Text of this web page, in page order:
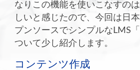
なりこの機能を使いこなすの
しいと感じたので、今回は日
プンソースでシンプルなLMS
ついて少し紹介します。
コンテンツ作成